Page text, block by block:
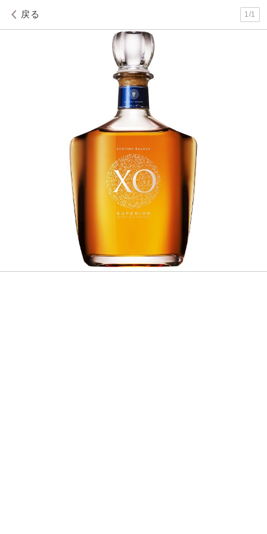
戻る 1/1